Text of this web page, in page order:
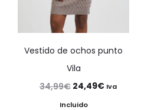
Vestido de ochos punto
Vila
34,99€ El
precio
24,49€ElIva
Incluido